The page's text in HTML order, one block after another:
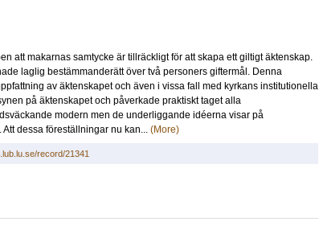
att makarnas samtycke är tillräckligt för att skapa ett giltigt äktenskap.
laglig bestämmanderätt över två personers giftermål. Denna
av äktenskapet och även i vissa fall med kyrkans institutionella
på äktenskapet och påverkade praktiskt taget alla
modern men de underliggande idéerna visar på
dessa föreställningar nu kan... (More)
record/21341